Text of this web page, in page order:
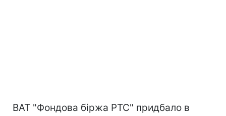
ВАТ "Фондова біржа РТС" придбало в